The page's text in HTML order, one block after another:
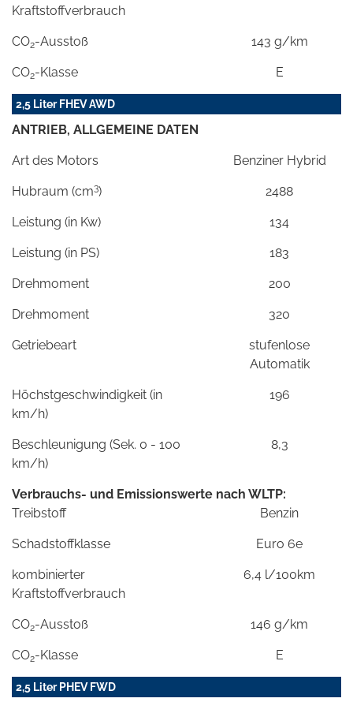
Kraftstoffverbrauch
CO2-Ausstoß 143 g/km
CO2-Klasse E
2,5 Liter FHEV AWD
ANTRIEB, ALLGEMEINE DATEN
Art des Motors Benziner Hybrid
Hubraum (cm3) 2488
Leistung (in Kw) 134
Leistung (in PS) 183
Drehmoment 200
Drehmoment 320
Getriebeart
stufenlose
Automatik
Höchstgeschwindigkeit (in
km/h)
196
Beschleunigung (Sek. 0 - 100
km/h)
8,3
Verbrauchs- und Emissionswerte nach WLTP:
Treibstoff
Benzin
Schadstoffklasse Euro 6e
kombinierter
Kraftstoffverbrauch
6,4 l/100km
CO2-Ausstoß 146 g/km
CO2-Klasse E
2,5 Liter PHEV FWD